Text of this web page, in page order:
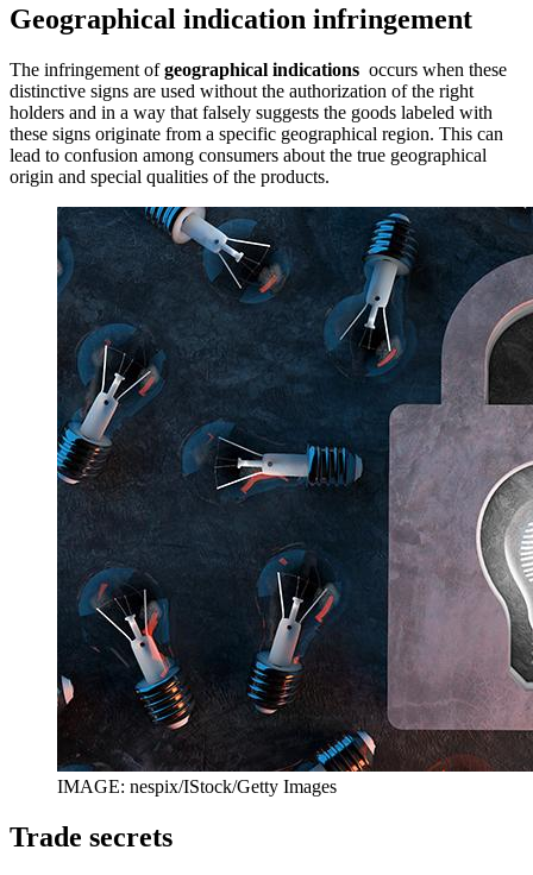
Geographical indication infringement
The infringement ofgeographical indications occurs when these
distinctive signs are used without the authorization of the right
holders and in a way that falsely suggests the goods labeled with
these signs originate from a specific geographical region. This can
lead to confusion among consumers about the true geographical
origin and special qualities of the products.
IMAGE: nespix/IStock/Getty Images
Trade secrets